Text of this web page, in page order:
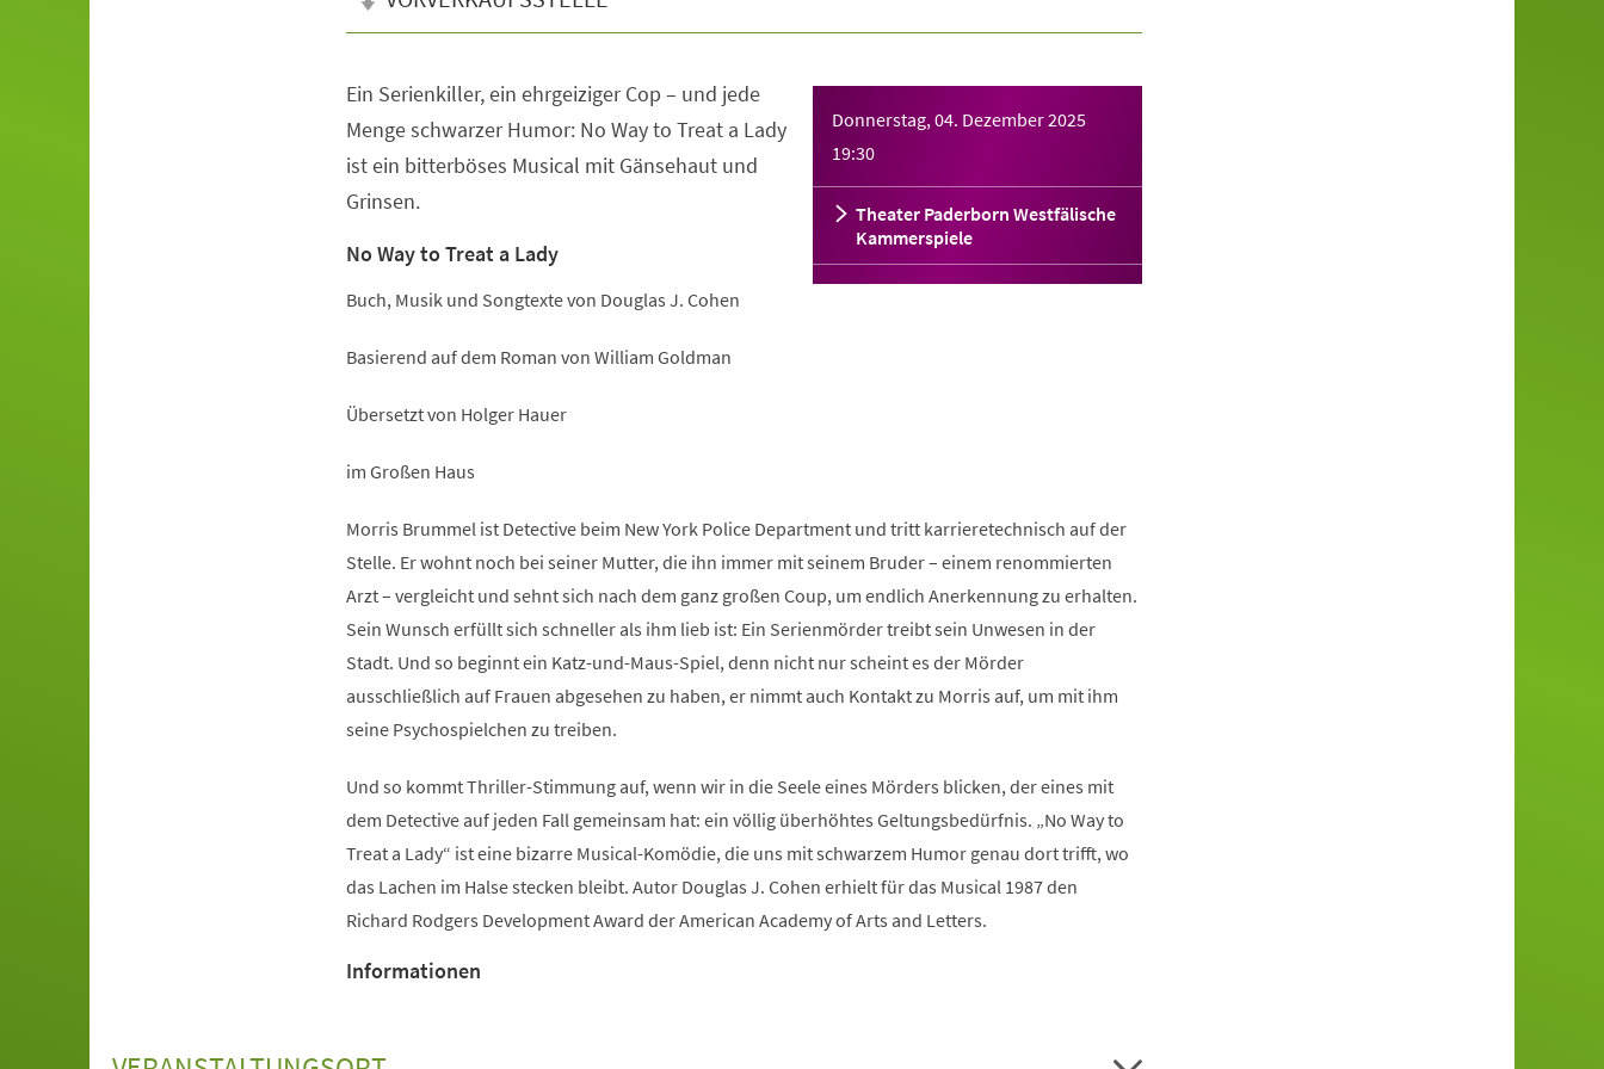
Donnerstag, 04. Dezember 2025
19:30
Theater Paderborn Westfälische
Kammerspiele
Ein Serienkiller, ein ehrgeiziger Cop – und jede
Menge schwarzer Humor: No Way to Treat a Lady
ist ein bitterböses Musical mit Gänsehaut und
Grinsen.
No Way to Treat a Lady
Buch, Musik und Songtexte von Douglas J. Cohen
Basierend auf dem Roman von William Goldman
Übersetzt von Holger Hauer
im Großen Haus
Morris Brummel ist Detective beim New York Police Department und tritt karrieretechnisch auf der
Stelle. Er wohnt noch bei seiner Mutter, die ihn immer mit seinem Bruder – einem renommierten
Arzt – vergleicht und sehnt sich nach dem ganz großen Coup, um endlich Anerkennung zu erhalten.
Sein Wunsch erfüllt sich schneller als ihm lieb ist: Ein Serienmörder treibt sein Unwesen in der
Stadt. Und so beginnt ein Katz-und-Maus-Spiel, denn nicht nur scheint es der Mörder
ausschließlich auf Frauen abgesehen zu haben, er nimmt auch Kontakt zu Morris auf, um mit ihm
seine Psychospielchen zu treiben.
Und so kommt Thriller-Stimmung auf, wenn wir in die Seele eines Mörders blicken, der eines mit
dem Detective auf jeden Fall gemeinsam hat: ein völlig überhöhtes Geltungsbedürfnis. „No Way to
Treat a Lady“ ist eine bizarre Musical-Komödie, die uns mit schwarzem Humor genau dort trifft, wo
das Lachen im Halse stecken bleibt. Autor Douglas J. Cohen erhielt für das Musical 1987 den
Richard Rodgers Development Award der American Academy of Arts and Letters.
Informationen